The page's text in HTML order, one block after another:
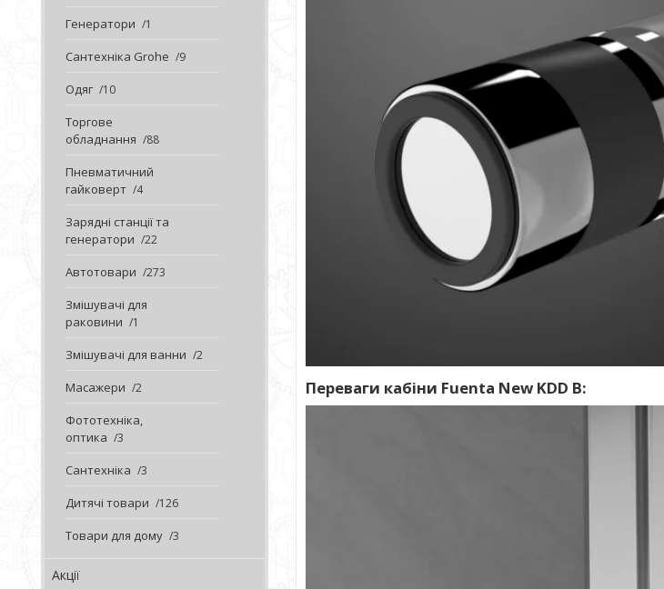
Генератори 1
Сантехніка Grohe 9
Одяг 10
Торгове
обладнання
88
Пневматичний
гайковерт
4
Зарядні станції та
генератори
22
Автотовари 273
Змішувачі для
раковини
1
Змішувачі для ванни 2
Масажери 2
Фототехніка,
оптика
3
Сантехніка 3
Дитячі товари 126
Товари для дому 3
Акції
Переваги кабіни Fuenta New KDD B: